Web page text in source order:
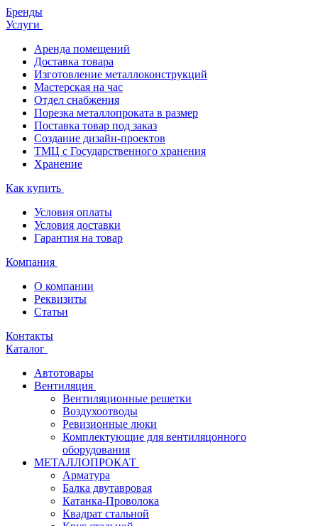
Бренды
Услуги
Аренда помещений
Доставка товара
Изготовление металлоконструкций
Мастерская на час
Отдел снабжения
Порезка металлопроката в размер
Поставка товар под заказ
Создание дизайн-проектов
ТМЦ с Государственного хранения
Хранение
Как купить
Условия оплаты
Условия доставки
Гарантия на товар
Компания
О компании
Реквизиты
Статьи
Контакты
Каталог
Автотовары
Вентиляция
Вентиляционные решетки
Воздухоотводы
Ревизионные люки
Комплектующие для вентиляцонного
оборудования
МЕТАЛЛОПРОКАТ
Арматура
Балка двутавровая
Катанка-Проволока
Квадрат стальной